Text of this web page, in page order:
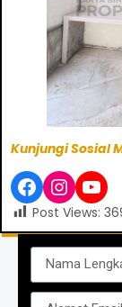
Kunjungi Sosial
Post Views: